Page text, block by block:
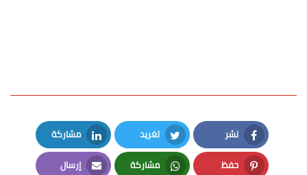
نشر
Facebook
تغريد
Twitter
مشاركة
LinkedIn
حفظ مشاركة إرسال